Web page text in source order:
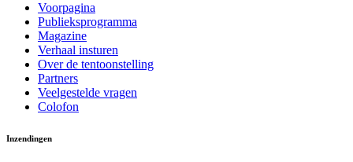
Voorpagina
Publieksprogramma
Magazine
Verhaal insturen
Over de tentoonstelling
Partners
Veelgestelde vragen
Colofon
Inzendingen